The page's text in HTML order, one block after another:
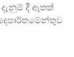
දී ඇතත්